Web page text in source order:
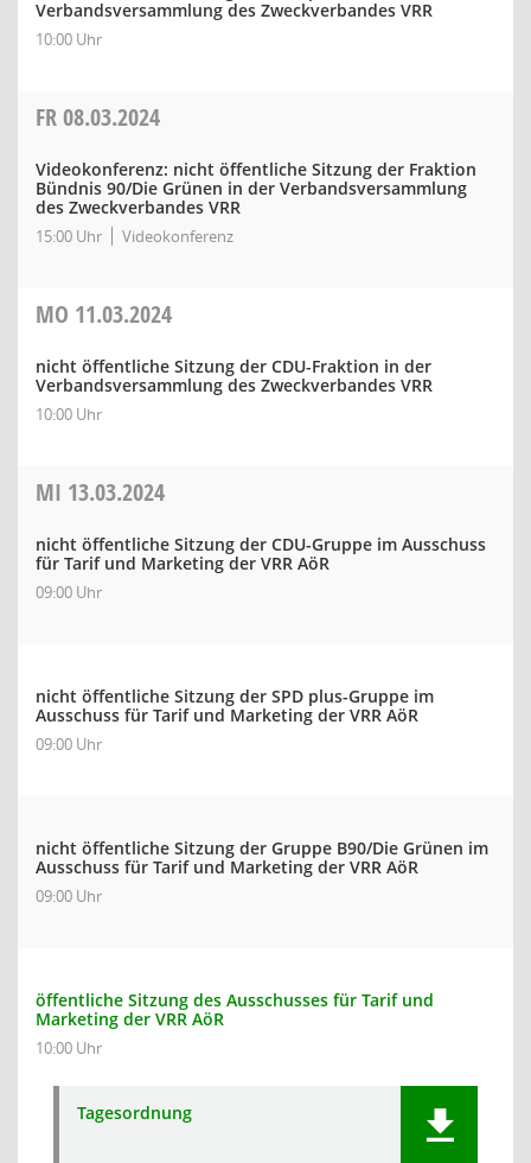
Verbandsversammlung des Zweckverbandes VRR
10:00 Uhr
FR08.03.2024
Videokonferenz: nicht öffentliche Sitzung der Fraktion
Bündnis 90/Die Grünen in der Verbandsversammlung
des Zweckverbandes VRR
15:00 Uhr Videokonferenz
MO 11.03.2024
nicht öffentliche Sitzung der CDU-Fraktion in der
Verbandsversammlung des Zweckverbandes VRR
10:00 Uhr
MI 13.03.2024
nicht öffentliche Sitzung der CDU-Gruppe im Ausschuss
für Tarif und Marketing der VRR AöR
09:00 Uhr
nicht öffentliche Sitzung der SPD plus-Gruppe im
Ausschuss für Tarif und Marketing der VRR AöR
09:00 Uhr
nicht öffentliche Sitzung der Gruppe B90/Die Grünen im
Ausschuss für Tarif und Marketing der VRR AöR
09:00 Uhr
öffentliche Sitzung des Ausschusses für Tarif und
Marketing der VRR AöR
10:00 Uhr
Tagesordnung